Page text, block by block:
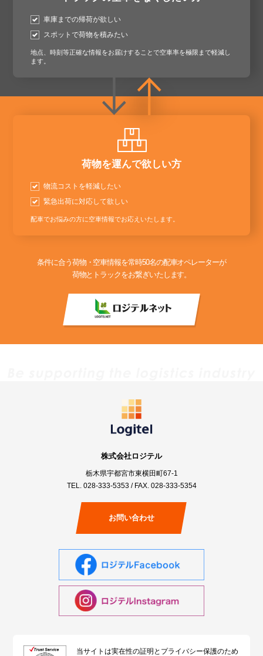
車庫までの帰荷が欲しい
スポットで荷物を積みたい
地点、時刻等正確な情報をお届けすることで空車率を極限まで軽減し
ます。
荷物を運んで欲しい方
物流コストを軽減したい
緊急出荷に対応して欲しい
配車でお悩みの方に空車情報でお応えいたします。
条件に合う荷物・空車情報を常時50名の配車オペレーターが
荷物とトラックをお繋ぎいたします。
株式会社ロジテル
栃木県宇都宮市東横田町67-1
TEL. 028-333-5353 / FAX. 028-333-5354
お問い合わせ
当サイトは実在性の証明とプライバシー保護のため